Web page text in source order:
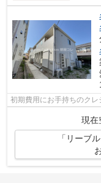
初期費用にお手持ちのク
現在
「リーブ